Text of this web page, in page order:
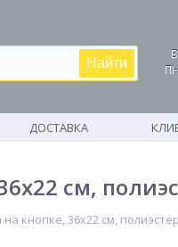
Найти
ДОСТАВКА
см,
кнопке, 36x22 см,